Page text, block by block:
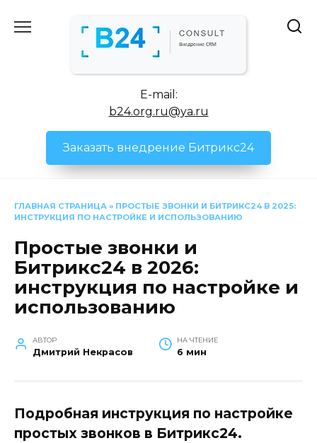
E-mail:
b24.org.ru@ya.ru
Заказать внедрение Битрикс24
ГЛАВНАЯ СТРАНИЦА » ПРОСТЫЕ ЗВОНКИ И БИТРИКС24 В 2025:
ИНСТРУКЦИЯ ПО НАСТРОЙКЕ И ИСПОЛЬЗОВАНИЮ
Простые звонки и
Битрикс24 в 2026:
инструкция по настройке и
использованию
АВТОР
Дмитрий Некрасов
НА ЧТЕНИЕ
6 мин
Подробная инструкция по настройке
простых звонков в Битрикс24.